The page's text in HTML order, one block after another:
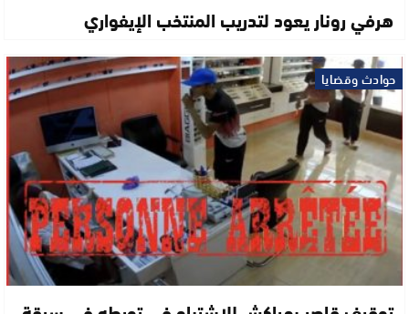
هرفي رونار يعود لتدريب المنتخب الإيفواري
حوادث وقضايا